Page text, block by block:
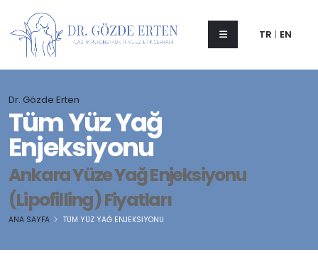
TR | EN
Dr. Gözde Erten
Tüm Yüz Yağ
Enjeksiyonu
Ankara Yüze Yağ Enjeksiyonu
(Lipofilling) Fiyatları
ANA SAYFA TÜM YÜZ YAĞ ENJEKSIYONU